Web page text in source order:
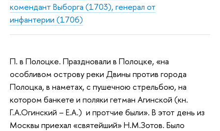
комендант Выборга (1703), генерал от
инфантерии (1706)
П. в Полоцке. Праздновали в Полоцке, «на
особливом острову реки Двины против города
Полоцка, в наметах, с пушечною стрельбою, на
котором банкете и поляки гетман Агинской (кн.
Г.А.Огинский – Е.А.) и протчие были». В этот день из
Москвы приехал «святейший» Н.М.Зотов. Было